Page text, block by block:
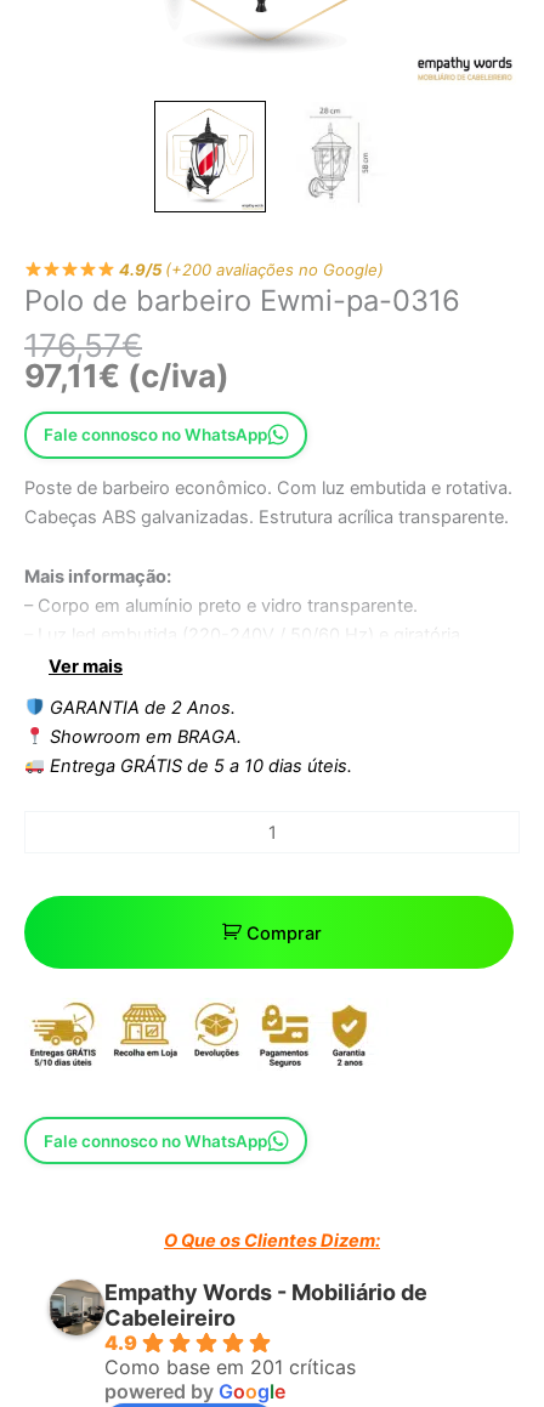
4.9/5(+200 avaliações no Google)
Polo de barbeiro Ewmi-pa-0316
176,57€
97,11€ (c/iva)
Fale connosco no WhatsApp
Poste de barbeiro econômico. Com luz embutida e rotativa.
Cabeças ABS galvanizadas. Estrutura acrílica transparente.
Mais informação:
– Corpo em alumínio preto e vidro transparente.
– Luz led embutida (220-240V / 50/60 Hz) e giratória
(50/60 RPM).
– Motor síncrono de ímã permanente de alta qualidade.
– Adequado para interiores e exteriores
Ver mais
GARANTIA de 2 Anos.
Showroom em BRAGA.
Entrega GRÁTIS de 5 a 10 dias úteis.
Comprar
Fale connosco no WhatsApp
O Que os Clientes Dizem:
Empathy Words - Mobiliário de
Cabeleireiro
4.9
Como base em 201 críticas
powered by Google